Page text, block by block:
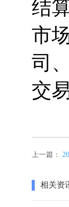
结
市
司
交
上一篇：
相关资